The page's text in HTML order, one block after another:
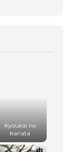
Kyoukai no
Kanata